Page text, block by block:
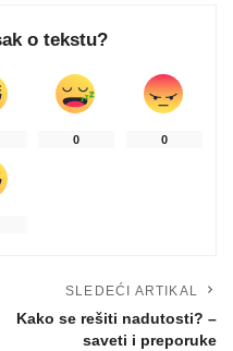
o tekstu?
0 0
SLEDEĆI ARTIKAL
Kako se rešiti nadutosti? –
saveti i preporuke